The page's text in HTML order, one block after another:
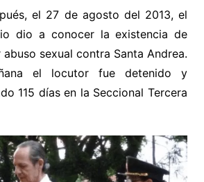
el 27 de agosto del 2013, el
dio a conocer la existencia de
sexual contra Santa Andrea.
el locutor fue detenido y
115 días en la Seccional Tercera